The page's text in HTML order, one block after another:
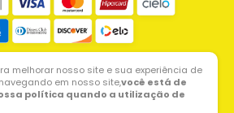
melhorar nosso site e sua experiência de
em nosso site,você está de
política quando a utilização de